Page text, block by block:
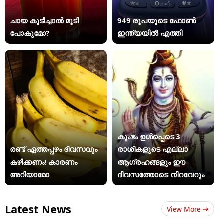
ചായ കുടിച്ചാൽ മുടി
പോകുമോ?
949 രൂപയുടെ ഫോൺ
ഇന്ത്യയിൽ എത്തി
രണ്ട് ഏത്തപ്പഴം ദിവസവും
കഴിക്കണം! കാരണം
അറിയാമോ
കുംഭം ഉൾപ്പെടെ 3
രാശികളുടെ എല്ലാ
ആഗ്രഹങ്ങളും ഈ
ദിവസത്തോടെ നിറവേറും
Latest News View More